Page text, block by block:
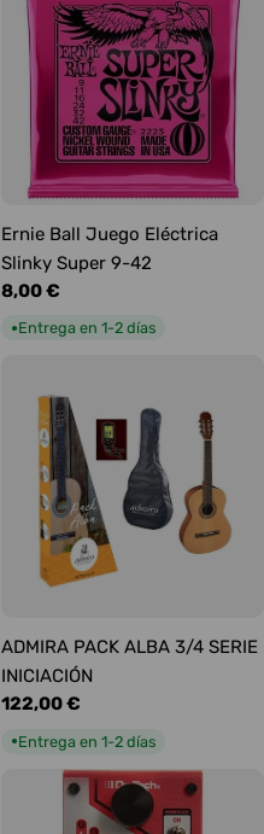
Ernie Ball Juego Eléctrica
Slinky Super 9-42
Precio
habitual
8,00 €
●Entrega en 1-2 días
ADMIRA PACK ALBA 3/4 SERIE
INICIACIÓN
Precio
122,00 €
●Entrega en 1-2 días